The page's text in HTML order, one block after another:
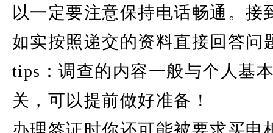
以一定要注意保持电话畅通。接
如实按照递交的资料直接回答问
tips：调查的内容一般与个人基
关，可以提前做好准备！